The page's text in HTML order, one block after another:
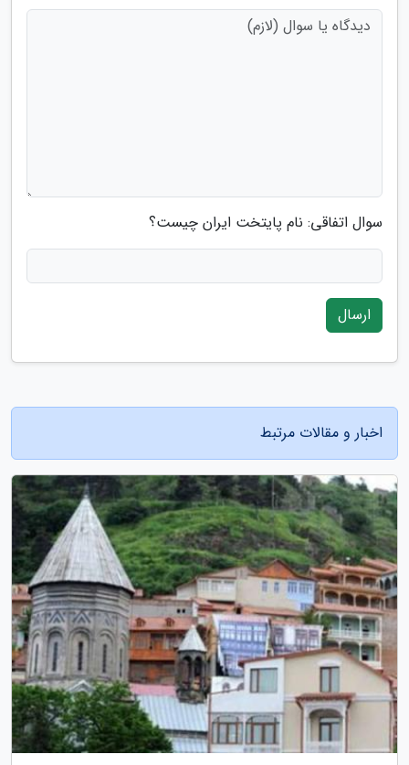
سوال اتفاقی: نام پایتخت ایران چیست؟
ارسال
اخبار و مقالات مرتبط